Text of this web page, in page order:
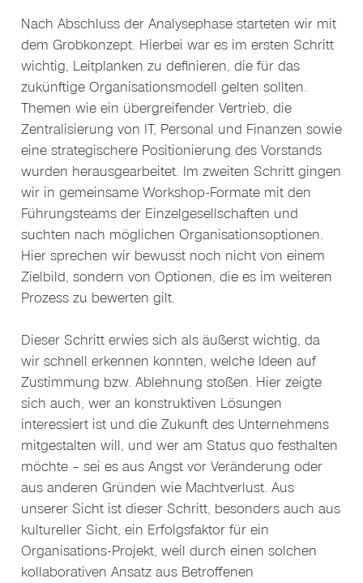
Nach Abschluss der Analysephase starteten wir mit
dem Grobkonzept. Hierbei war es im ersten Schritt
wichtig, Leitplanken zu definieren, die für das
zukünftige Organisationsmodell gelten sollten.
Themen wie ein übergreifender Vertrieb, die
Zentralisierung von IT, Personal und Finanzen sowie
eine strategischere Positionierung des Vorstands
wurden herausgearbeitet. Im zweiten Schritt gingen
wir in gemeinsame Workshop-Formate mit den
Führungsteams der Einzelgesellschaften und
suchten nach möglichen Organisationsoptionen.
Hier sprechen wir bewusst noch nicht von einem
Zielbild, sondern von Optionen, die es im weiteren
Prozess zu bewerten gilt.
Dieser Schritt erwies sich als äußerst wichtig, da
wir schnell erkennen konnten, welche Ideen auf
Zustimmung bzw. Ablehnung stoßen. Hier zeigte
sich auch, wer an konstruktiven Lösungen
interessiert ist und die Zukunft des Unternehmens
mitgestalten will, und wer am Status quo festhalten
möchte – sei es aus Angst vor Veränderung oder
aus anderen Gründen wie Machtverlust. Aus
unserer Sicht ist dieser Schritt, besonders auch aus
kultureller Sicht, ein Erfolgsfaktor für ein
Organisations-Projekt, weil durch einen solchen
kollaborativen Ansatz aus Betroffenen